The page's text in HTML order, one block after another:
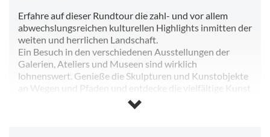
Erfahre auf dieser Rundtour die zahl- und vor allem
abwechslungsreichen kulturellen Highlights inmitten der
weiten und herrlichen Landschaft.
Ein Besuch in den verschiedenen Ausstellungen der
Galerien, Ateliers und Museen sind wirklich
lohnenswert. Genieße die Skulpturen und Kunstobjekte
an Wegen und Pfaden und entdecke die vielfältige Kunst
Auf ca. 47 km können die Unsichtbaren